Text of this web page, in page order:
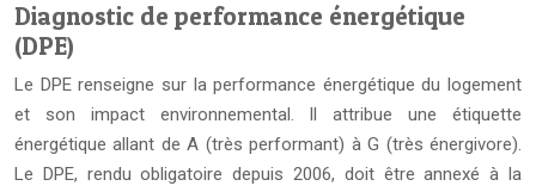
Diagnostic de performance énergétique
(DPE)
Le DPE renseigne sur la performance énergétique du logement
et son impact environnemental. Il attribue une étiquette
énergétique allant de A (très performant) à G (très énergivore).
Le DPE, rendu obligatoire depuis 2006, doit être annexé à la